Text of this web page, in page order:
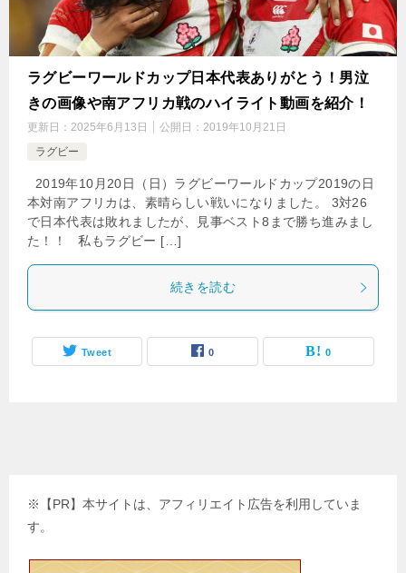
ラグビーワールドカップ日本代表ありがとう！男泣
きの画像や南アフリカ戦のハイライト動画を紹介！
更新日： 2025年6月13日 公開日： 2019年10月21日
ラグビー
2019年10月20日（日）ラグビーワールドカップ2019の日
本対南アフリカは、素晴らしい戦いになりました。 3対26
で日本代表は敗れましたが、見事ベスト8まで勝ち進みまし
た！！ 私もラグビー […]
続きを読む
Tweet 0 0
※【PR】本サイトは、アフィリエイト広告を利用していま
す。